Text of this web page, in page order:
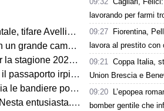
un privilegio"
campionato"
2026-2027
irpino..."
politiche..."
Ottimo, ma..."
lavorando per farmi
09:27
Fiorentina,
lavora al prestito con
09:21 Coppa Italia,
Union Brescia e
09:20
L’epopea
bomber gentile che